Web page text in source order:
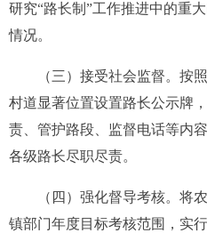
研究“路长制”工作推进中的重
情况。
（三）接受社会监督。按
村道显著位置设置路长公示牌
责、管护路段、监督电话等内
各级路长尽职尽责。
（四）强化督导考核。将
镇部门年度目标考核范围，实